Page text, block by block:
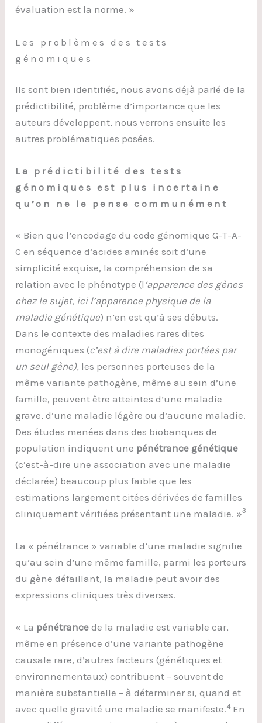
évaluation est la norme. »
Les problèmes des tests
génomiques
Ils sont bien identifiés, nous avons déjà parlé de la
prédictibilité, problème d’importance que les
auteurs développent, nous verrons ensuite les
autres problématiques posées.
La prédictibilité des tests
génomiques est plus incertaine
qu’on ne le pense communément
« Bien que l’encodage du code génomique G-T-A-
C en séquence d’acides aminés soit d’une
simplicité exquise, la compréhension de sa
relation avec le phénotype (l ‘apparence des gènes
chez le sujet, ici l’apparence physique de la
maladie génétique) n’en est qu’à ses débuts.
Dans le contexte des maladies rares dites
monogéniques (c’est à dire maladies portées par
un seul gène), les personnes porteuses de la
même variante pathogène, même au sein d’une
famille, peuvent être atteintes d’une maladie
grave, d’une maladie légère ou d’aucune maladie.
Des études menées dans des biobanques de
population indiquent une pénétrance génétique
(c’est-à-dire une association avec une maladie
déclarée) beaucoup plus faible que les
estimations largement citées dérivées de familles
cliniquement vérifiées présentant une maladie. »3
La « pénétrance » variable d’une maladie signifie
qu’au sein d’une même famille, parmi les porteurs
du gène défaillant, la maladie peut avoir des
expressions cliniques très diverses.
« La pénétrance de la maladie est variable car,
même en présence d’une variante pathogène
causale rare, d’autres facteurs (génétiques et
environnementaux) contribuent – souvent de
manière substantielle – à déterminer si, quand et
avec quelle gravité une maladie se manifeste.4 En